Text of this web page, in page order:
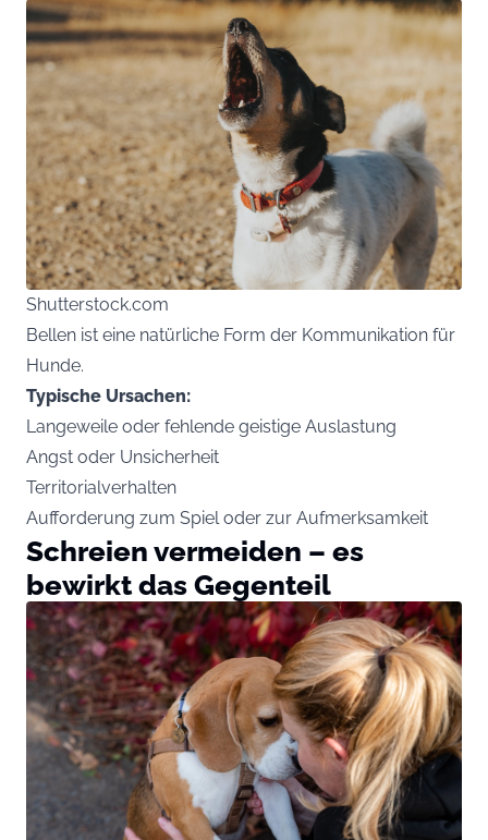
Shutterstock.com
Bellen ist eine natürliche Form der Kommunikation für
Hunde.
Typische Ursachen:
Langeweile oder fehlende geistige Auslastung
Angst oder Unsicherheit
Territorialverhalten
Aufforderung zum Spiel oder zur Aufmerksamkeit
Schreien vermeiden – es
bewirkt das Gegenteil